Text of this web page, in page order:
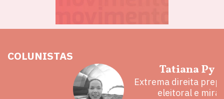
COLUNISTAS
Tatiana Py
Extrema direita
eleitoral e mira